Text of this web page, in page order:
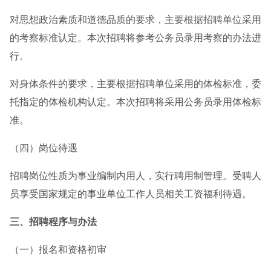
对思想政治素质和道德品质的要求，主要根据招聘单位采用
的考察标准认定。本次招聘将参考公务员录用考察的办法进
行。
对身体条件的要求，主要根据招聘单位采用的体检标准，委
托指定的体检机构认定。本次招聘将采用公务员录用体检标
准。
（四）岗位待遇
招聘岗位性质为事业编制内用人，实行聘用制管理。受聘人
员享受国家规定的事业单位工作人员相关工资福利待遇。
三、招聘程序与办法
（一）报名和资格初审